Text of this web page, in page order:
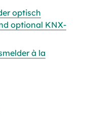
optisch
optional KNX-
à la